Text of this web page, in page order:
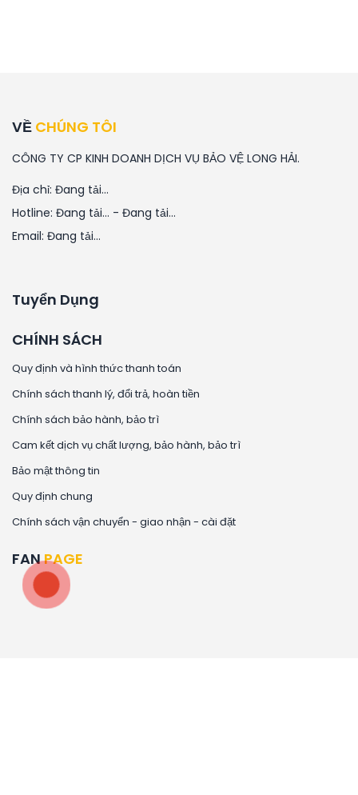
VỀ CHÚNG TÔI
CÔNG TY CP KINH DOANH DỊCH VỤ BẢO VỆ LONG HẢI.
Địa chỉ: Đang tải...
Hotline: Đang tải... - Đang tải...
Email: Đang tải...
Tuyển Dụng
CHÍNH SÁCH
Quy định và hình thức thanh toán
Chính sách thanh lý, đổi trả, hoàn tiền
Chính sách bảo hành, bảo trì
Cam kết dịch vụ chất lượng, bảo hành, bảo trì
Bảo mật thông tin
Quy định chung
Chính sách vận chuyển - giao nhận - cài đặt
FANPAGE